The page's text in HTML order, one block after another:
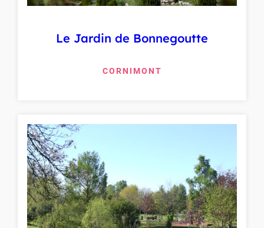
Le Jardin de Bonnegoutte
CORNIMONT